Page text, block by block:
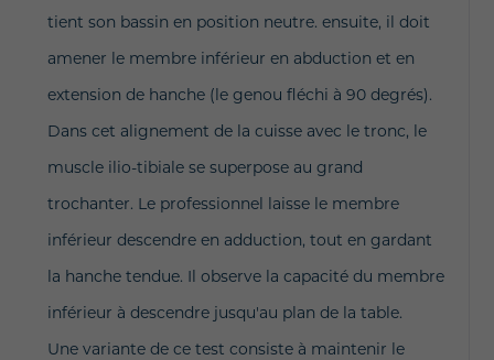
tient son bassin en position neutre. ensuite, il doit
amener le membre inférieur en abduction et en
extension de hanche (le genou fléchi à 90 degrés).
Dans cet alignement de la cuisse avec le tronc, le
muscle ilio-tibiale se superpose au grand
trochanter. Le professionnel laisse le membre
inférieur descendre en adduction, tout en gardant
la hanche tendue. Il observe la capacité du membre
inférieur à descendre jusqu'au plan de la table.
Une variante de ce test consiste à maintenir le